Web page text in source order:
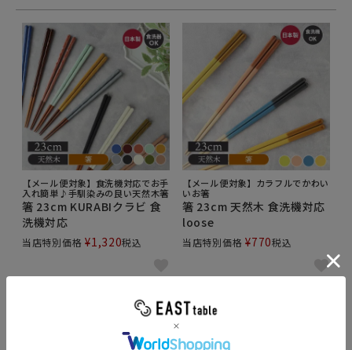
【メール便対象】食洗機対応でお手
入れ簡単♪手馴染みの良い天然木箸
箸 23cm KURABIクラビ 食
洗機対応
当店特別価格 ¥1,320税込
【メール便対象】カラフルでかわい
いお箸
箸 23cm 天然木 食洗機対応
loose
当店特別価格 ¥770税込